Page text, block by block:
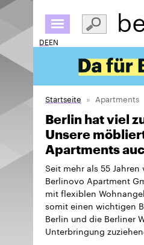
DEEN
Startseite Apartments
Berlin hat viel
Unsere
Apartments
Seit mehr als 55
Berlinovo Apartment
mit flexiblen
somit einen wichtigen
Berlin und die Berliner
Unterbringung